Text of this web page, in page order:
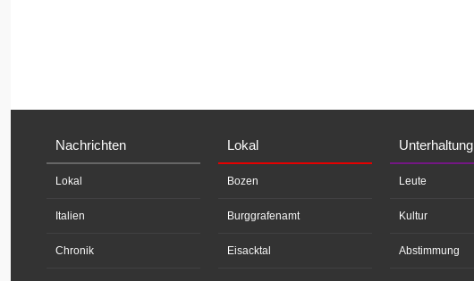
Nachrichten
Lokal
Italien
Chronik
Lokal
Bozen
Burggrafenamt
Eisacktal
Unterhaltung
Leute
Kultur
Abstimmung